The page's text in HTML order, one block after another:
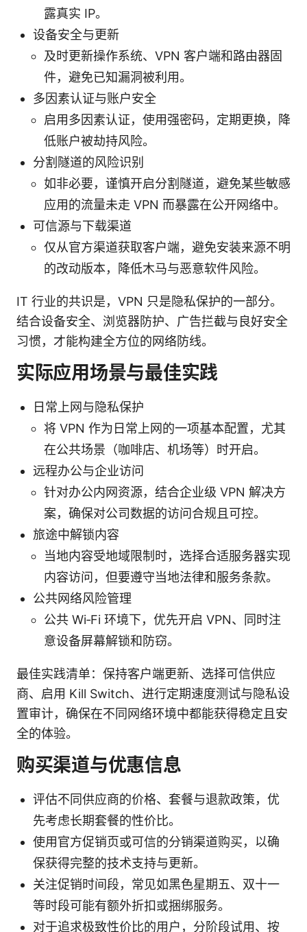
露真实 IP。
设备安全与更新
及时更新操作系统、VPN 客户端和路由器固
件，避免已知漏洞被利用。
多因素认证与账户安全
启用多因素认证，使用强密码，定期更换，降
低账户被劫持风险。
分割隧道的风险识别
如非必要，谨慎开启分割隧道，避免某些敏感
应用的流量未走 VPN 而暴露在公开网络中。
可信源与下载渠道
仅从官方渠道获取客户端，避免安装来源不明
的改动版本，降低木马与恶意软件风险。
IT 行业的共识是，VPN 只是隐私保护的一部分。
结合设备安全、浏览器防护、广告拦截与良好安全
习惯，才能构建全方位的网络防线。
实际应用场景与最佳实践
日常上网与隐私保护
将 VPN 作为日常上网的一项基本配置，尤其
在公共场景（咖啡店、机场等）时开启。
远程办公与企业访问
针对办公内网资源，结合企业级 VPN 解决方
案，确保对公司数据的访问合规且可控。
旅途中解锁内容
当地内容受地域限制时，选择合适服务器实现
内容访问，但要遵守当地法律和服务条款。
公共网络风险管理
公共 Wi‑Fi 环境下，优先开启 VPN、同时注
意设备屏幕解锁和防窃。
最佳实践清单：保持客户端更新、选择可信供应
商、启用 Kill Switch、进行定期速度测试与隐私设
置审计，确保在不同网络环境中都能获得稳定且安
全的体验。
购买渠道与优惠信息
评估不同供应商的价格、套餐与退款政策，优
先考虑长期套餐的性价比。
使用官方促销页或可信的分销渠道购买，以确
保获得完整的技术支持与更新。
关注促销时间段，常见如黑色星期五、双十一
等时段可能有额外折扣或捆绑服务。
对于追求极致性价比的用户，分阶段试用、按